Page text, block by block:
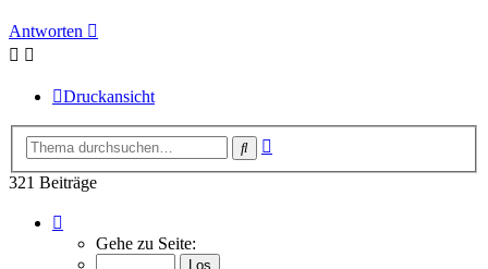
Antworten
Druckansicht
Suche
321 Beiträge
von
Gehe zu Seite: